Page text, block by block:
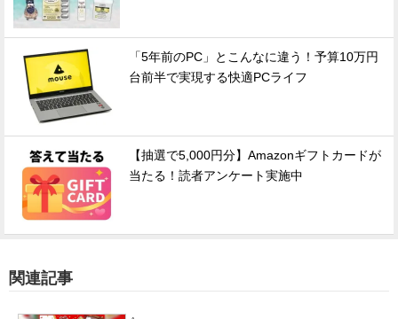
「5年前のPC」とこんなに違う！予算10万円
台前半で実現する快適PCライフ
【抽選で5,000円分】Amazonギフトカードが
当たる！読者アンケート実施中
関連記事